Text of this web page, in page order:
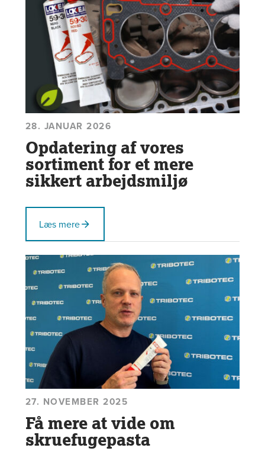
28. JANUAR 2026
Opdatering af vores
sortiment for et mere
sikkert arbejdsmiljø
Læs mere
27. NOVEMBER 2025
Få mere at vide om
skruefugepasta